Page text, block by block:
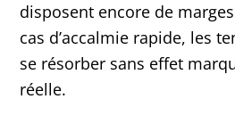
disposent encore de
cas d’accalmie rapide, les
se résorber sans effet
réelle.